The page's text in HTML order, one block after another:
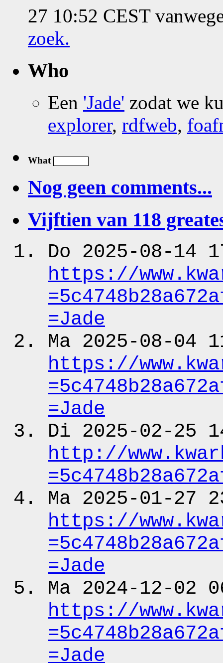
27 10:52 CEST
zoek.
Who
Een 'Jade' zodat we
explorer, rdfweb,
What
Nog geen comments...
Vijftien van 118
Do 2025-08-14
https://
=Jade
Ma 2025-08-04
https://
=Jade
Di 2025-02-25
http://
Ma 2025-01-27
https://
=Jade
Ma 2024-12-02
https://
=Jade